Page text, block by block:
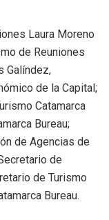
Laura Moreno
de Reuniones
Galíndez,
de la Capital;
Catamarca
Bureau;
de Agencias de
de
de Turismo
Bureau.